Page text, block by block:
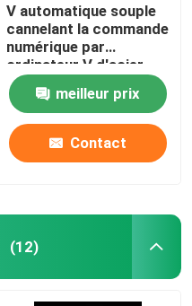
V automatique souple
cannelant la commande
numérique par
ordinateur V d'acier
inoxydable de machine
cannelant la machine
1240
meilleur prix
Contact
(12)